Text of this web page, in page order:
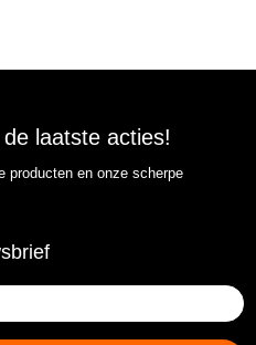
laatste acties!
producten en onze scherpe